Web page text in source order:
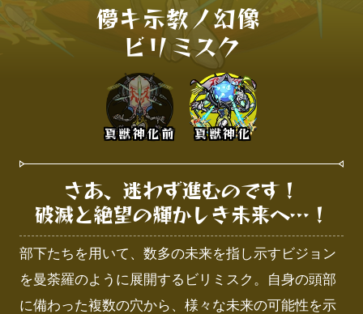
儚キ示教ノ幻像
ビリミスク
真獣神化前 真獣神化
さあ、迷わず進むのです！
破滅と絶望の輝かしき未来へ…！
部下たちを用いて、数多の未来を指し示すビジョン
を曼荼羅のように展開するビリミスク。自身の頭部
に備わった複数の穴から、様々な未来の可能性を示